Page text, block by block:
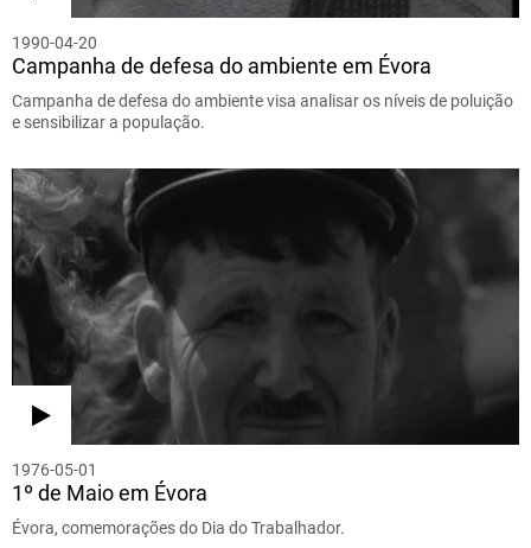
1990-04-20
Campanha de defesa do ambiente em Évora
Campanha de defesa do ambiente visa analisar os níveis de poluição
e sensibilizar a população.
1976-05-01
1º de Maio em Évora
Évora, comemorações do Dia do Trabalhador.